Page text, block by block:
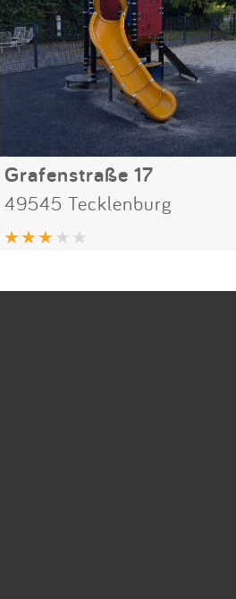
Grafenstraße 17
49545 Tecklenburg